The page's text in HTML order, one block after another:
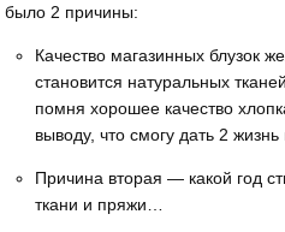
было 2 причины:
Качество магазинных блузок
становится натуральных
помня хорошее качество
выводу, что смогу дать 2 жизнь
Причина вторая — какой год
ткани и пряжи…